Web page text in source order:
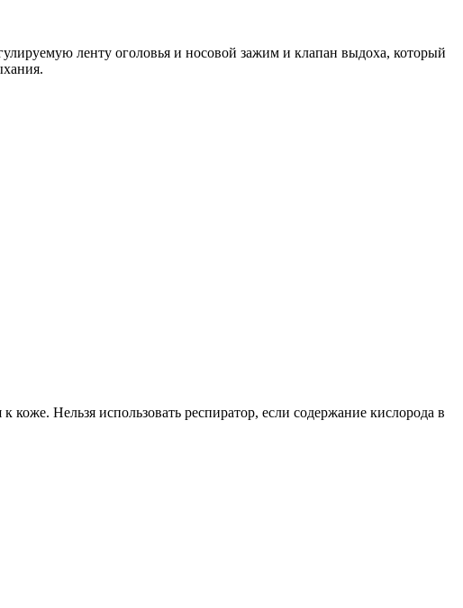
ленту оголовья и носовой зажим и клапан выдоха, который
Нельзя использовать респиратор, если содержание кислорода в